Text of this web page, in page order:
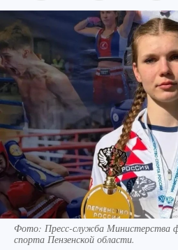
Фото: Пресс-служба Министерства
спорта Пензенской области.